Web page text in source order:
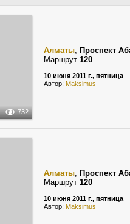
732
Алматы, Проспект
Маршрут 120
10 июня 2011 г., пятница
Автор: Maksimus
Алматы, Проспект
Маршрут 120
10 июня 2011 г., пятница
Автор: Maksimus